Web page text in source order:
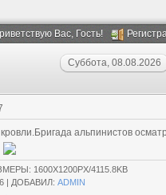
Вас, Гость!
Суббота, 08.08.2026
альпинистов
: 1600X1200PX/4115.8KB
| ДОБАВИЛ: ADMIN